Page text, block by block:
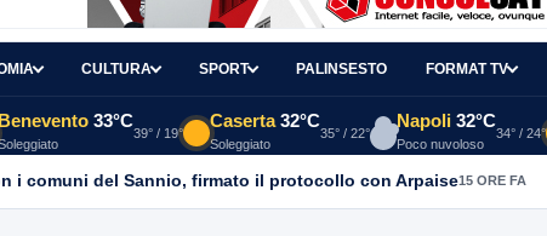
CULTURA SPORT PALINSESTO FORMAT TV
33°C
39° / 19°
Caserta 32°C
Soleggiato
35° / 22°
Napoli 32°C
Poco nuvoloso
34° / 24°
i comuni del Sannio, firmato il protocollo con Arpaise15 ORE FA